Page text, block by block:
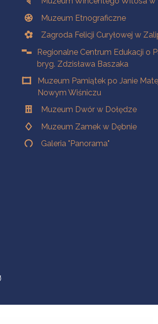
Muzeum Etnograficzne
Zagroda Felicji Curyłowej w
Regionalne Centrum Edukacji o
bryg. Zdzisława Baszaka
Muzeum Pamiątek po Janie
Nowym Wiśniczu
Muzeum Dwór w Dołędze
Muzeum Zamek w Dębnie
Galeria "Panorama"